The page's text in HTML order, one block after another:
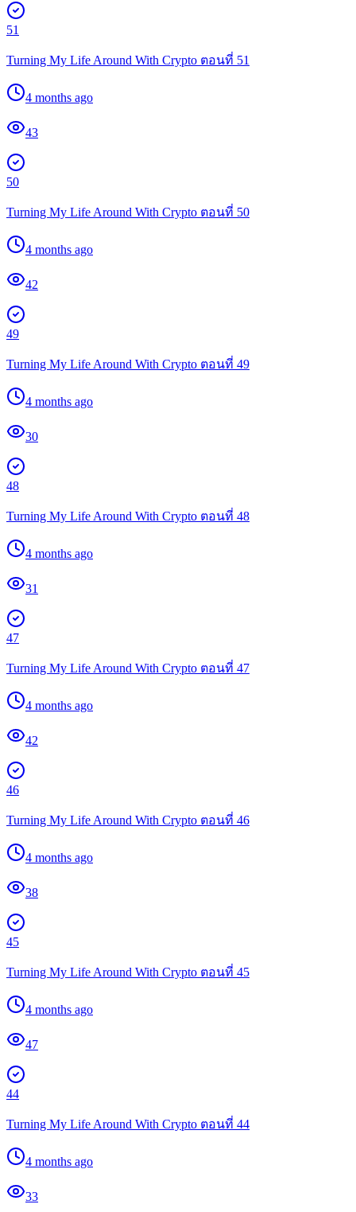
51
Turning My Life Around With Crypto ตอนที่ 51
4 months ago
43
50
Turning My Life Around With Crypto ตอนที่ 50
4 months ago
42
49
Turning My Life Around With Crypto ตอนที่ 49
4 months ago
30
48
Turning My Life Around With Crypto ตอนที่ 48
4 months ago
31
47
Turning My Life Around With Crypto ตอนที่ 47
4 months ago
42
46
Turning My Life Around With Crypto ตอนที่ 46
4 months ago
38
45
Turning My Life Around With Crypto ตอนที่ 45
4 months ago
47
44
Turning My Life Around With Crypto ตอนที่ 44
4 months ago
33